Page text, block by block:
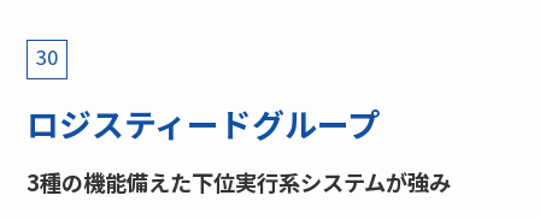
30
ロジスティードグループ
3種の機能備えた下位実行系システムが強み